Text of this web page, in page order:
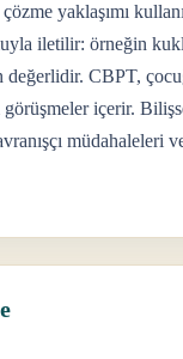
yaklaşımı
iletilir: örneğin
CBPT,
içerir.
müdahaleleri